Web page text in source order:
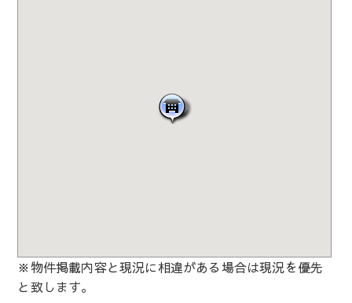
※物件掲載内容と現況に相違がある場合は現況を優先
と致します。